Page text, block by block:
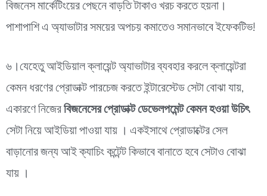
বিজনেস মার্কেটিংয়ের পেছনে বাড়তি টাকাও খরচ করতে হয়না।
পাশাপাশি এ অ্যাভাটার সময়ের অপচয় কমাতেও সমানভাবে ইফেকটিভ!
৬।যেহেতু আইডিয়াল ক্লায়েন্ট অ্যাভাটার ব্যবহার করলে ক্লায়েন্টরা
কেমন ধরণের প্রোডাক্ট পারচেজ করতে ইন্টারেস্টেড সেটা বোঝা যায়,
একারণে নিজের বিজনেসের প্রোডাক্ট ডেভেলপমেন্ট কেমন হওয়া উচিৎ
সেটা নিয়ে আইডিয়া পাওয়া যায় । একইসাথে প্রোডাক্টের সেল
বাড়ানোর জন্য আই ক্যাচিং কন্টেন্ট কিভাবে বানাতে হবে সেটাও বোঝা
যায় ।